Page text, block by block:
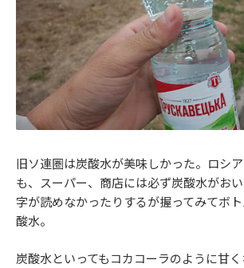
旧ソ連圏は炭酸水が美味しかった。ロシ
も、スーパー、商店には必ず炭酸水がお
字が読めなかったりするが握ってみてボ
酸水。
炭酸水といってもコカコーラのように甘